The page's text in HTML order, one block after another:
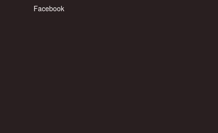
Facebook